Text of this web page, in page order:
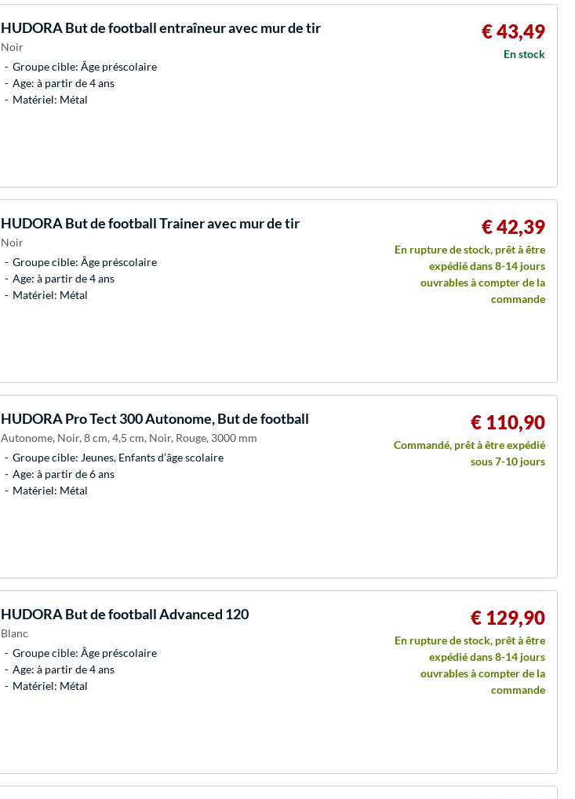
HUDORABut de football entraîneur avec mur de tir
Noir
Groupe cible: Âge préscolaire
Age: à partir de 4 ans
Matériel: Métal
€ 43,49
En stock
HUDORABut de football Trainer avec mur de tir
Noir
Groupe cible: Âge préscolaire
Age: à partir de 4 ans
Matériel: Métal
€ 42,39
En rupture de stock, prêt à être
expédié dans 8-14 jours
ouvrables à compter de la
commande
HUDORAPro Tect 300 Autonome, But de football
Autonome, Noir, 8 cm, 4,5 cm, Noir, Rouge, 3000 mm
Groupe cible: Jeunes, Enfants d’âge scolaire
Age: à partir de 6 ans
Matériel: Métal
€ 110,90
Commandé, prêt à être expédié
sous 7-10 jours
HUDORABut de football Advanced 120
Blanc
Groupe cible: Âge préscolaire
Age: à partir de 4 ans
Matériel: Métal
€ 129,90
En rupture de stock, prêt à être
expédié dans 8-14 jours
ouvrables à compter de la
commande